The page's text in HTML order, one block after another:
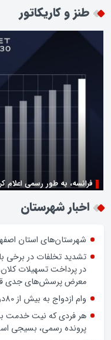
طنز و کاریکاتور
فرانسه، به طور رسمی اعلام
زن اگر خوب باشه یه زندگی
اخبار شهرستان
شهرستان‌های استان
تشدید تخلفات در
در پرداخت تسهیلات
معرض پرسش‌های جدی